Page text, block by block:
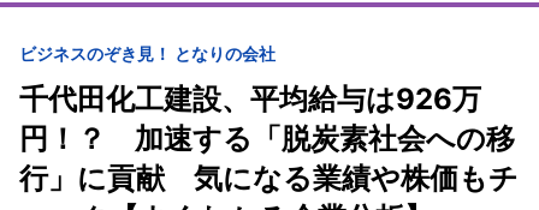
ビジネスのぞき見！ となりの会社
千代田化工建設、平均給与は926万
円！？ 加速する「脱炭素社会への移
行」に貢献 気になる業績や株価もチ